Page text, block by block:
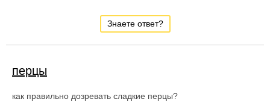
Знаете ответ?
перцы
как правильно дозревать сладкие перцы?